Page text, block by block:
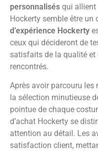
personnalisés qui allient
Hockerty semble être un
d’expérience Hockerty
ceux qui décideront de
satisfaits de la qualité
rencontrés.
Après avoir parcouru les
la sélection minutieuse
pointue de chaque
d’achat Hockerty se
attention au détail. Les
satisfaction client,